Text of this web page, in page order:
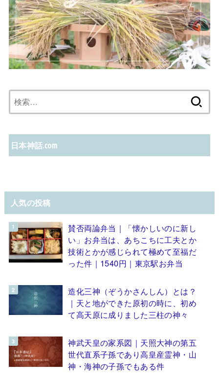
索:
日本神話.com
人気の投稿
賛否両論弁当｜「懐かしいのに新し
い」お弁当は、あちこちに工夫とか
技術とかが感じられて極めて至福だ
った件｜1540円｜東京駅お弁当
造化三神（ぞうかさんしん）とは？
｜天と地ができた原初の時に、初め
て高天原に成りました三柱の神々
神武天皇の家系図｜天照大神の第五
世代直系子孫であり高皇産霊神・山
神・海神の子孫でもある件